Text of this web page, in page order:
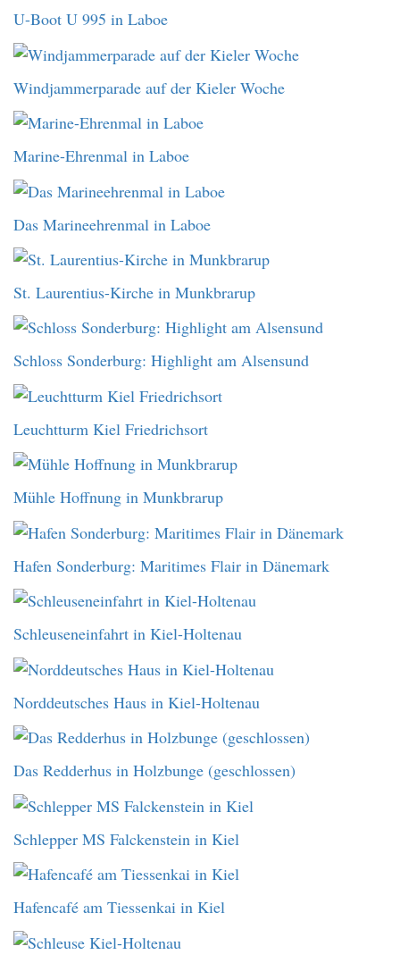
U-Boot U 995 in Laboe
Windjammerparade auf der Kieler Woche
Marine-Ehrenmal in Laboe
Das Marineehrenmal in Laboe
St. Laurentius-Kirche in Munkbrarup
Schloss Sonderburg: Highlight am Alsensund
Leuchtturm Kiel Friedrichsort
Mühle Hoffnung in Munkbrarup
Hafen Sonderburg: Maritimes Flair in Dänemark
Schleuseneinfahrt in Kiel-Holtenau
Norddeutsches Haus in Kiel-Holtenau
Das Redderhus in Holzbunge (geschlossen)
Schlepper MS Falckenstein in Kiel
Hafencafé am Tiessenkai in Kiel